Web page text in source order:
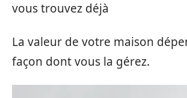
vous trouvez déjà
La valeur de votre maison
façon dont vous la gérez.